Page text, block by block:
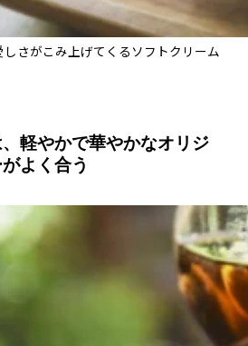
さがこみ上げてくるソフトクリーム
軽やかで華やかなオリジ
よく合う